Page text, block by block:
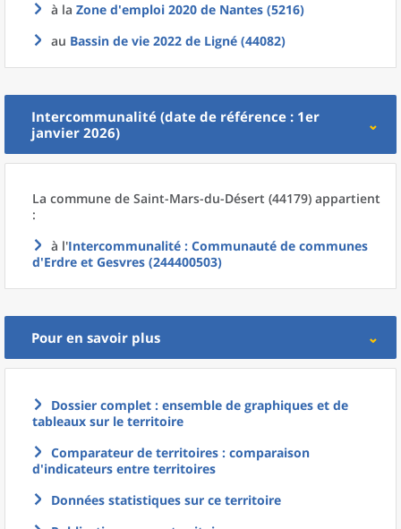
à la Zone d'emploi 2020 de Nantes (5216)
au Bassin de vie 2022 de Ligné (44082)
Intercommunalité (date de référence : 1er
janvier 2026)
La commune de Saint-Mars-du-Désert (44179) appartient
:
à l'Intercommunalité : Communauté de communes
d'Erdre et Gesvres (244400503)
Pour en savoir plus
Dossier complet : ensemble de graphiques et de
tableaux sur le territoire
Comparateur de territoires : comparaison
d'indicateurs entre territoires
Données statistiques sur ce territoire